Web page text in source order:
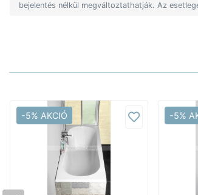
bejelentés nélkül megváltoztathatják. Az
-5% AKCIÓ -5%